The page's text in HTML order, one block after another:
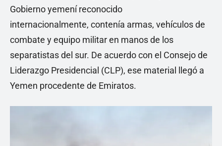
Gobierno yemení reconocido
internacionalmente, contenía armas, vehículos de
combate y equipo militar en manos de los
separatistas del sur. De acuerdo con el Consejo de
Liderazgo Presidencial (CLP), ese material llegó a
Yemen procedente de Emiratos.